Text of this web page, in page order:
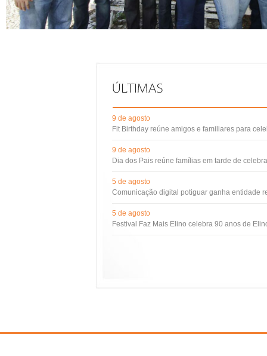
9 de agosto
Fit Birthday reúne amigos e familiares para
9 de agosto
Dia dos Pais reúne famílias em tarde de
5 de agosto
Comunicação digital potiguar ganha entidade
5 de agosto
Festival Faz Mais Elino celebra 90 anos de